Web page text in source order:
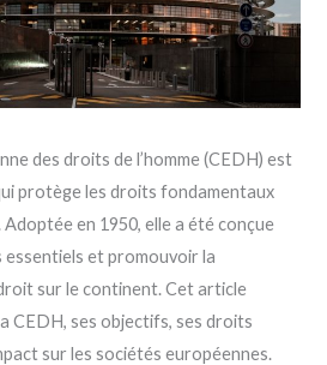
des droits de l’homme (CEDH) est
protège les droits fondamentaux
en 1950, elle a été conçue
et promouvoir la
sur le continent. Cet article
CEDH, ses objectifs, ses droits
sur les sociétés européennes.